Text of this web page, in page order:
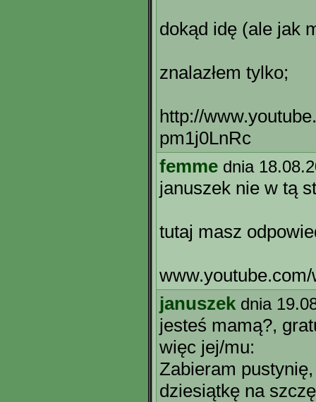
dokąd idę (ale jak
znalazłem tylko;
http://
pm1j0LnRc
femme dnia
januszek nie w tą
tutaj masz
januszek dnia
jesteś mamą?,
więc jej/mu:
Zabieram
dziesiątkę na